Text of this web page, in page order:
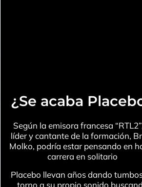
¿Se acaba
Según la emisora francesa
líder y cantante de la formación,
Molko, podría estar pensando en
carrera en solitario
Placebo llevan años dando
torno a su propio sonido